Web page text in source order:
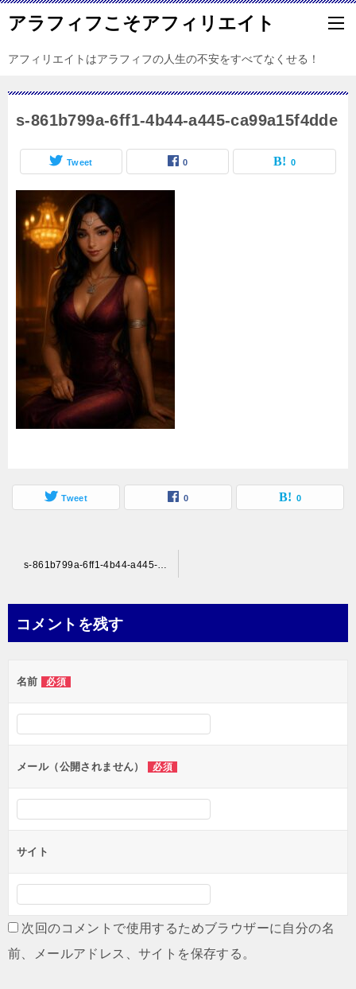
アラフィフこそアフィリエイト
アフィリエイトはアラフィフの人生の不安をすべてなくせる！
s-861b799a-6ff1-4b44-a445-ca99a15f4dde
Tweet 0 0
Tweet 0 0
ビ
ー
シ
ン
s-861b799a-6ff1-4b44-a445-ca99a15f4dde
コメントを残す
名前 必須
メール（公開されません） 必須
サイト
次回のコメントで使用するためブラウザーに自分の名
前、メールアドレス、サイトを保存する。